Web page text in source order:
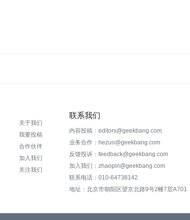
关于我们
我要投稿
合作伙伴
加入我们
关注我们
联系我们
内容投稿：editors@geekbang.com
业务合作：hezuo@geekbang.com
反馈投诉：feedback@geekbang.com
加入我们：zhaopin@geekbang.com
联系电话：010-64738142
地址：北京市朝阳区望京北路9号2幢7层A701